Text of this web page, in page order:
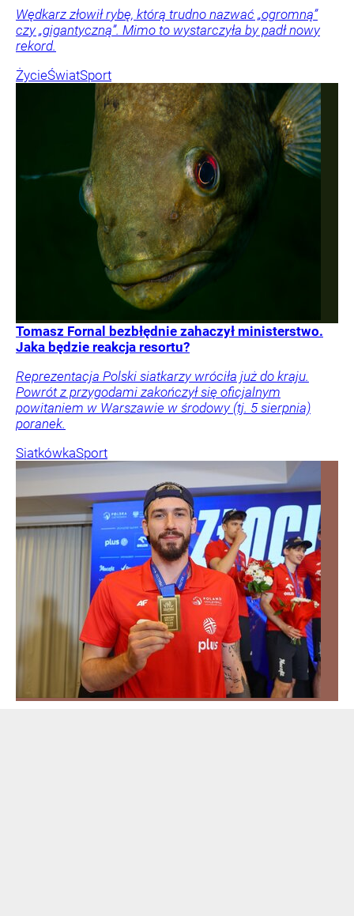
Wędkarz złowił rybę, którą trudno nazwać „ogromną”
czy „gigantyczną”. Mimo to wystarczyła by padł nowy
rekord.
ŻycieŚwiatSport
Tomasz Fornal bezbłędnie zahaczył ministerstwo.
Jaka będzie reakcja resortu?
Reprezentacja Polski siatkarzy wróciła już do kraju.
Powrót z przygodami zakończył się oficjalnym
powitaniem w Warszawie w środowy (tj. 5 sierpnia)
poranek.
SiatkówkaSport